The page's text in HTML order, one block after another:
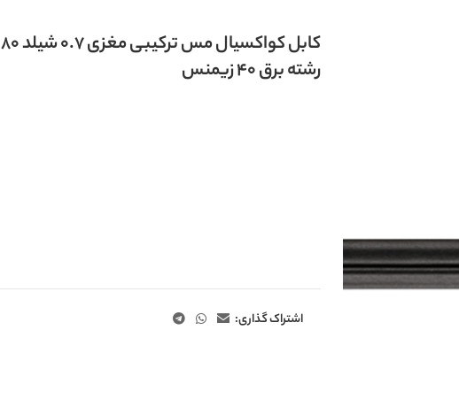
کابل کواکسیال مس ترکیبی مغزی 0.7 شیلد 80
رشته برق 40 زیمنس
اشتراک گذاری: